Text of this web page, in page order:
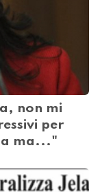
non mi
per
ma..."